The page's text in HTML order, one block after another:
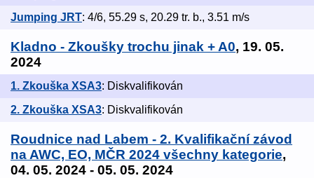
Jumping JRT: 4/6, 55.29 s, 20.29 tr. b., 3.51 m/s
Kladno - Zkoušky trochu jinak + A0, 19. 05.
2024
1. Zkouška XSA3: Diskvalifikován
2. Zkouška XSA3: Diskvalifikován
Roudnice nad Labem - 2. Kvalifikační závod
na AWC, EO, MČR 2024 všechny kategorie,
04. 05. 2024 - 05. 05. 2024